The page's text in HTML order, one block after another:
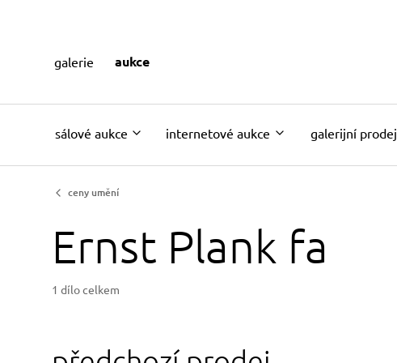
sálové aukce internetové aukce galerijní prodej
galerie aukce
ceny umění
Ernst Plank fa
1 dílo celkem